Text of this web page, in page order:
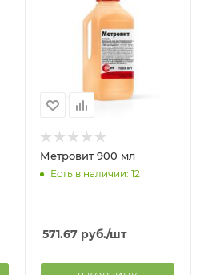
Метровит 900 мл
Есть в наличии: 12
571.67руб./шт